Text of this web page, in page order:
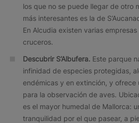
los que no se puede llegar de otro
más interesantes es la de
En Alcudia existen varias
cruceros.
Descubrir S’Albufera. Este parque
infinidad de especies protegidas,
endémicas y en extinción, y ofrece
para la observación de aves.
es el mayor humedal de Mallorca:
tranquilidad por el que pasear, a